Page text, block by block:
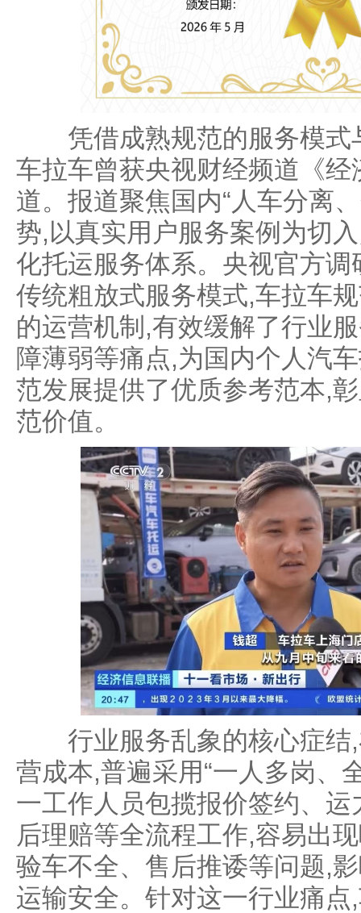
凭借成熟规范的服务模式
车拉车曾获央视财经频道《
道。报道聚焦国内“人车分离
势,以真实用户服务案例为切
化托运服务体系。央视官方
传统粗放式服务模式,车拉车
的运营机制,有效缓解了行业
障薄弱等痛点,为国内个人汽
范发展提供了优质参考范本,
范价值。
行业服务乱象的核心症结,
营成本,普遍采用“一人多岗、
一工作人员包揽报价签约、
后理赔等全流程工作,容易出
验车不全、售后推诿等问题,
运输安全。针对这一行业痛